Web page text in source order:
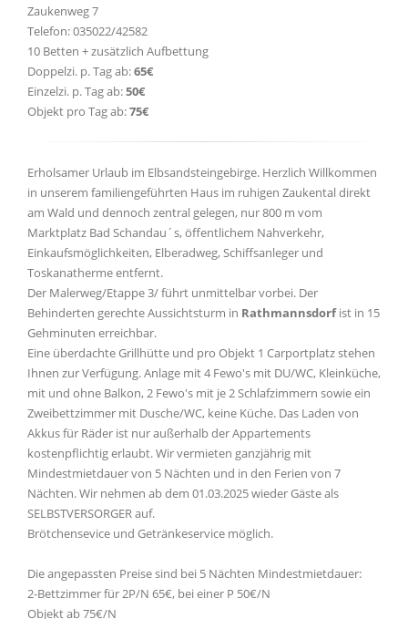
Zaukenweg 7
Telefon: 035022/42582
10 Betten + zusätzlich Aufbettung
Doppelzi. p. Tag ab:65€
Einzelzi. p. Tag ab:50€
Objekt pro Tag ab:75€
Erholsamer Urlaub im Elbsandsteingebirge. Herzlich Willkommen
in unserem familiengeführten Haus im ruhigen Zaukental direkt
am Wald und dennoch zentral gelegen, nur 800 m vom
Marktplatz Bad Schandau´s, öffentlichem Nahverkehr,
Einkaufsmöglichkeiten, Elberadweg, Schiffsanleger und
Toskanatherme entfernt.
Der Malerweg/Etappe 3/ führt unmittelbar vorbei. Der
Behinderten gerechte Aussichtsturm in Rathmannsdorfist in 15
Gehminuten erreichbar.
Eine überdachte Grillhütte und pro Objekt 1 Carportplatz stehen
Ihnen zur Verfügung. Anlage mit 4 Fewo's mit DU/WC, Kleinküche,
mit und ohne Balkon, 2 Fewo's mit je 2 Schlafzimmern sowie ein
Zweibettzimmer mit Dusche/WC, keine Küche. Das Laden von
Akkus für Räder ist nur außerhalb der Appartements
kostenpflichtig erlaubt. Wir vermieten ganzjährig mit
Mindestmietdauer von 5 Nächten und in den Ferien von 7
Nächten. Wir nehmen ab dem 01.03.2025 wieder Gäste als
SELBSTVERSORGER auf.
Brötchensevice und Getränkeservice möglich.
Die angepassten Preise sind bei 5 Nächten Mindestmietdauer:
2-Bettzimmer für 2P/N 65€, bei einer P 50€/N
Objekt ab 75€/N